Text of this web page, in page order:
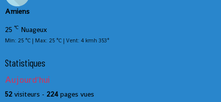
Amiens
25 °C Nuageux
Min: 25 °C | Max: 25 °C | Vent: 4 kmh 353°
Statistiques
Aujourd'hui
52 visiteurs - 224 pages vues